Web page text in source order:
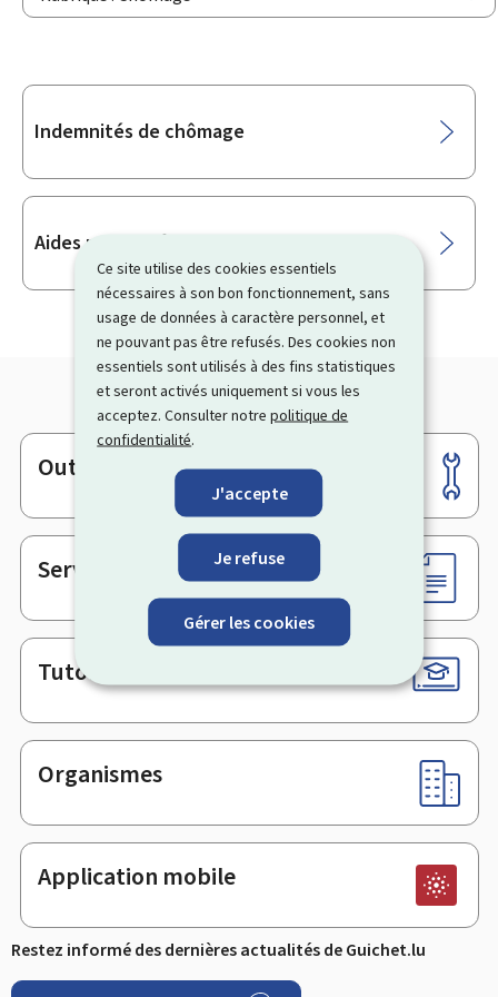
Ce site utilise des cookies essentiels
nécessaires à son bon fonctionnement, sans
usage de données à caractère personnel, et
ne pouvant pas être refusés. Des cookies non
essentiels sont utilisés à des fins statistiques
et seront activés uniquement si vous les
acceptez. Consulter notrepolitique de
confidentialité.
J'accepte
Je refuse
Gérer les cookies
Sous-
Indemnités de chômage
Aides pour le réemploi
Pied
de
page
Outils
Services en ligne & Formulaires
Tutoriels
Organismes
Application mobile
Restez informé des dernières actualités de Guichet.lu